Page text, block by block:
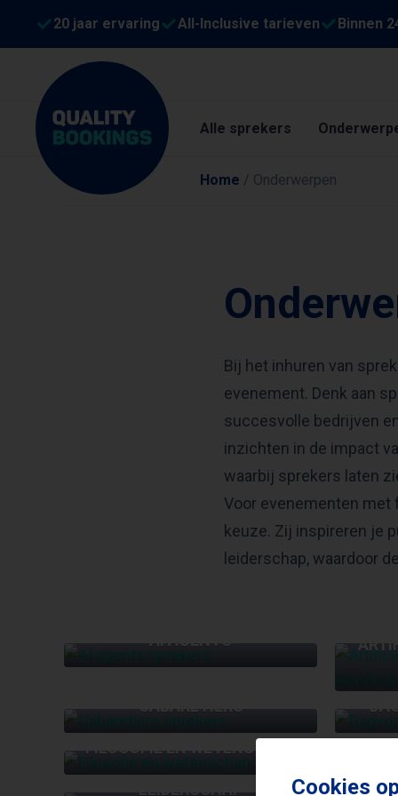
20 jaar ervaring All-Inclusive tarieven Binnen
Alle sprekers
Home / Onderwerpen
Bij het inhuren van
evenement. Denk aan
succesvolle bedrijven
inzichten in de impact
waarbij sprekers laten
Voor evenementen
keuze. Zij inspireren je
leiderschap, waardoor
AI AGENTS
CABARETIERS
FILOSOFIE EN WETENSCHAP
LEIDERSCHAP Cookies